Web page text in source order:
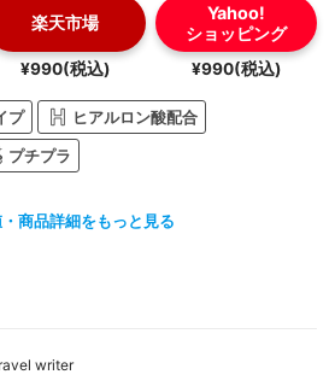
楽天市場
¥990(税込)
Yahoo!
ショッピング
¥990(税込)
プ ヒアルロン酸配合
プチプラ
商品詳細をもっと見る
writer